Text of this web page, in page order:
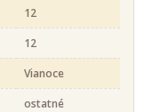
12
12
Vianoce
ostatné